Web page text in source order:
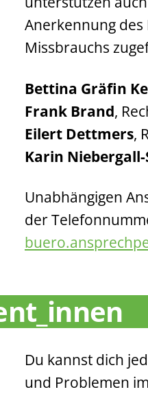
Anerkennung
Missbrauchs
Bettina Gräfin
Frank Brand,
Eilert Dettmers,
Karin Niebergall-
Unabhängigen
der
Du kannst dich
und Problemen